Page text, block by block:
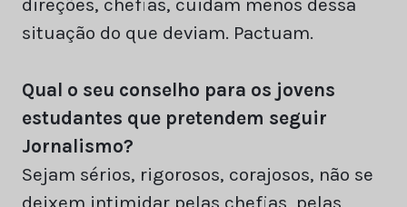
direções, chefias, cuidam menos dessa
situação do que deviam. Pactuam.
Qual o seu conselho para os jovens
estudantes que pretendem seguir
Jornalismo?
Sejam sérios, rigorosos, corajosos, não se
deixem intimidar pelas chefias, pelas